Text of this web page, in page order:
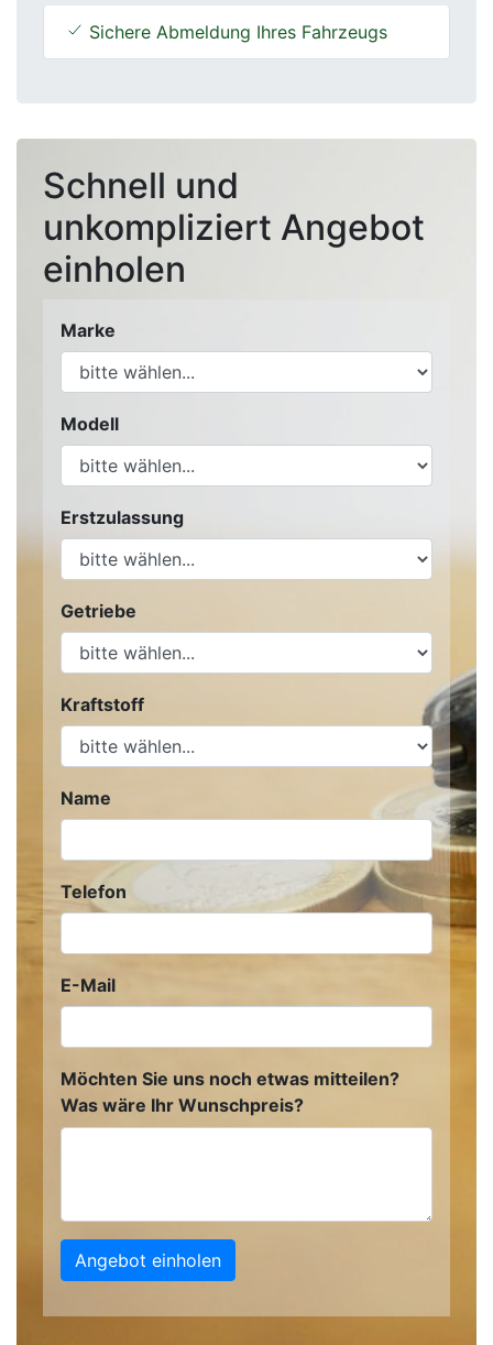
Sichere Abmeldung Ihres Fahrzeugs
Schnell und
unkompliziert Angebot
einholen
Marke
Modell
Erstzulassung
Getriebe
Kraftstoff
Name
Telefon
E-Mail
Möchten Sie uns noch etwas mitteilen?
Was wäre Ihr Wunschpreis?
Angebot einholen